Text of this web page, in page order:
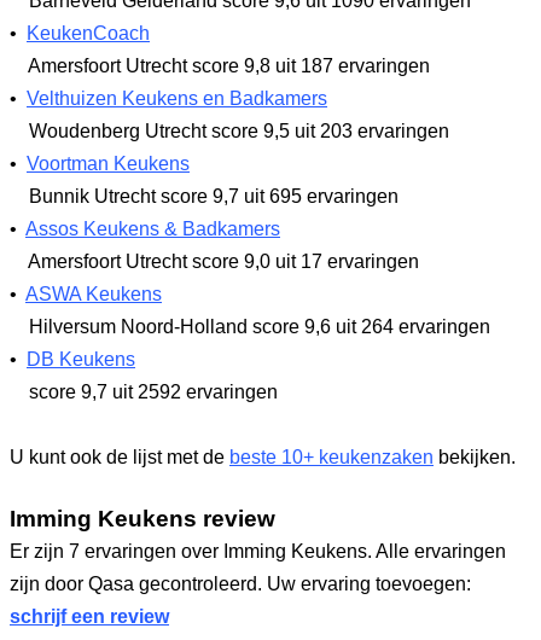
•
KeukenCoach
Amersfoort Utrechtscore 9,8 uit 187 ervaringen
• Velthuizen Keukens en Badkamers
Woudenberg Utrechtscore 9,5 uit 203 ervaringen
• Voortman Keukens
Bunnik Utrechtscore 9,7 uit 695 ervaringen
• Assos Keukens & Badkamers
Amersfoort Utrechtscore 9,0 uit 17 ervaringen
• ASWA Keukens
Hilversum Noord-Holland score 9,6 uit 264 ervaringen
•
DB Keukens
score 9,7 uit 2592 ervaringen
U kunt ook de lijst met de beste 10+ keukenzaken bekijken.
Imming Keukens review
Er zijn 7 ervaringen over Imming Keukens. Alle ervaringen
zijn door Qasa gecontroleerd. Uw ervaring toevoegen:
schrijf een review